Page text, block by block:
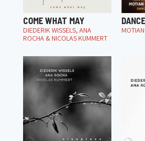
COME WHAT MAY
DIEDERIK WISSELS, ANA
ROCHA & NICOLAS KUMMERT
DANCE